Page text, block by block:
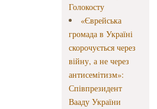
Голокосту
«Єврейська
громада в Україні
скорочується через
війну, а не через
антисемітизм»:
Співпрезидент
Вааду України